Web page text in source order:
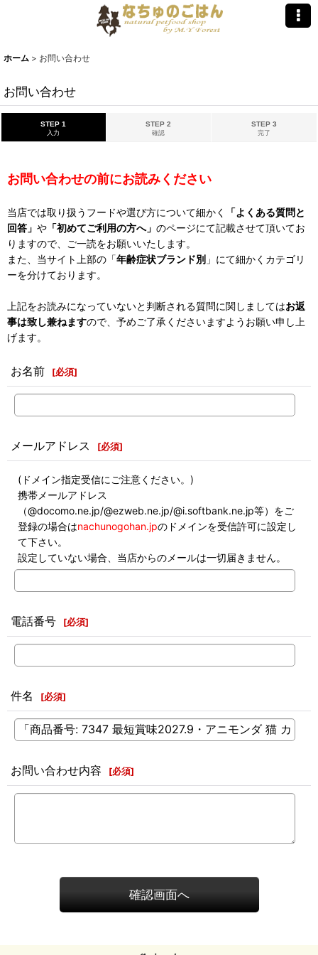
ホーム > お問い合わせ
お問い合わせ
STEP 1
入力
STEP 2
確認
STEP 3
完了
お問い合わせの前にお読みください
当店では取り扱うフードや選び方について細かく
「よくある質問と
回答」 や 「初めてご利用の方へ」 のページにて記載させて頂いてお
りますので、ご一読をお願いいたします。
また、当サイト上部の「年齢症状ブランド別 」にて細かくカテゴリ
ーを分けております。
上記をお読みになっていないと判断される質問に関しましてはお返
事は致し兼ねますので、予めご了承くださいますようお願い申し上
げます。
お名前 [必須]
メールアドレス [必須]
(ドメイン指定受信にご注意ください。)
携帯メールアドレス
（@docomo.ne.jp/@ezweb.ne.jp/@i.softbank.ne.jp等）をご
登録の場合はnachunogohan.jpのドメインを受信許可に設定し
て下さい。
設定していない場合、当店からのメールは一切届きません。
電話番号 [必須]
件名 [必須]
お問い合わせ内容 [必須]
確認画面へ